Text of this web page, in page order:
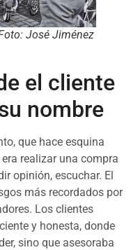
José Jiménez
el cliente
nombre
que hace esquina
realizar una compra
opinión, escuchar. El
más recordados por
Los clientes
y honesta, donde
sino que asesoraba